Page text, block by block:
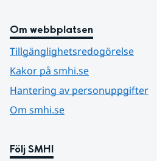
Om webbplatsen
Tillgänglighetsredogörelse
Kakor på smhi.se
Hantering av personuppgifter
Om smhi.se
Följ SMHI